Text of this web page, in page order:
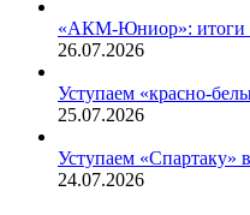
«АКМ-Юниор»: итоги
26.07.2026
Уступаем «красно-
25.07.2026
Уступаем «Спартаку»
24.07.2026